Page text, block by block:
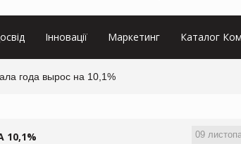
Інновації Маркетинг Каталог
года вырос на 10,1%
09